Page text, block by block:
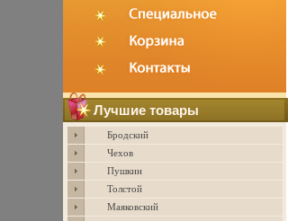
Лучшие товары
Бродский
Чехов
Пушкин
Толстой
Маяковский